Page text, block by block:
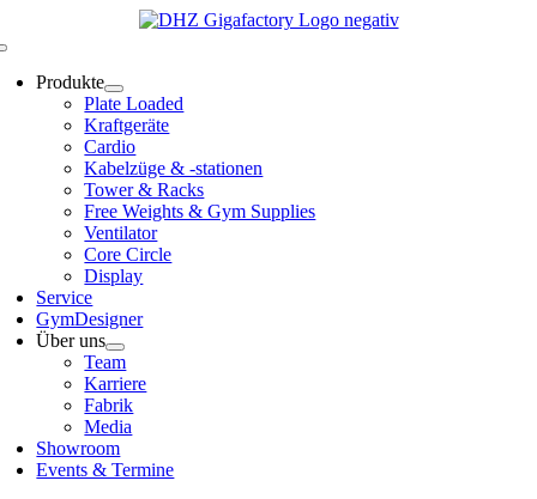
Produkte
Plate Loaded
Kraftgeräte
Cardio
Kabelzüge & -stationen
Tower & Racks
Free Weights & Gym Supplies
Ventilator
Core Circle
Display
Service
GymDesigner
Über uns
Team
Karriere
Fabrik
Media
Showroom
Events & Termine